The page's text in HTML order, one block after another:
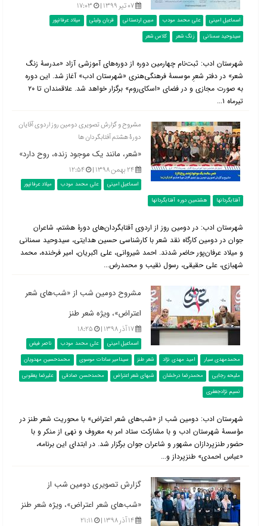
۰۷ تیر ۱۳۹۹ | ۱۷:۰۳
اسماعیل امینی علی محمد مودب مبین اردستانی قربان ولیئی
میلاد عرفانپور
سیدوحید سمنانی
زنگ شعر کلاس شعر
شهرستان ادب: ثبت‌نام چهارمین دوره از دوره‌های آموزشی آزاد «مدرسۀ زنگ
شعر» در دفتر شعرِ موسسۀ فرهنگی‌هنری «شهرستان ادب» آغاز شد. این دوره
به صورت مجازی و در فضای «اسکای‌روم» برگزار خواهد شد. علاقمندان تا ۲۰
تیرماه ۱...
مشروح و گزارش تصویری دومین روز اردوی آقایان
دورۀ هشتم آفتابگردان ها
«شعر، مانند یک موجود زنده، روح دارد»
۲۴ بهمن ۱۳۹۸ | ۱۲:۵۴
اسماعیل امینی علی محمد مودب
میلاد عرفانپور
آفتابگردانها
هشتمین دوره آفتابگردانها
شهرستان ادب: در دومین روز از اردوی آفتابگردان‌های دورۀ هشتم، شاعران
جوان در دومین کارگاه نقد شعر با کارشناسی حسین هدایتی، سیدوحید سمنانی
‌و میلاد عرفان‌پور حاضر شدند. احمد شیروانی، علی اکبریان، امیر فرخنده، محمد
شهبازی، علی حقیقی، رسول نقیب و محمدرض...
مشروح دومین شب از «شب‌های شعر
اعتراض»، ویژه شعر طنز
۱۷ آذر ۱۳۹۸ | ۱۸:۲۵
اسماعیل امینی علی محمد مودب
ناصر فیض
محمدمهدی سیار
امید مهدی نژاد شعر طنز سیدامیر سادات موسوی
محمدحسین مهدویان
ملیحه رجایی
محمدرضا درخشان شبهای شعر اعتراض محمدحسن صادقی
علیرضا یعقوبی
نسیم نژادجعفری
شهرستان ادب: دومین شب از «شب‌های شعر اعتراض» با محوریت شعر طنز در
مؤسسۀ شهرستان ادب و با مشارکت ستاد امر به معروف و نهی از منکر و با
حضور طنزپردازان مشهور و شاعران جوان برگزار شد. در ابتدای این برنامه،
«عباس احمدی» طنزپرداز و...
گزارش تصویری دومین شب از
«شب‌های شعر اعتراض»، ویژه شعر طنز
۱۴ آذر ۱۳۹۸ | ۲۱:۱۱